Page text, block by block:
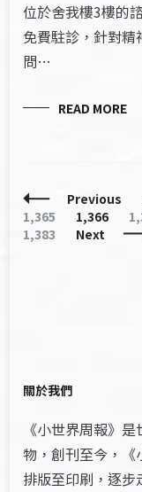
位於舍我樓3樓的
免費駐診，針對
問…
READ MORE
Posts
Navigation
Previous
1,365
Page
1,366
1,383
Next
關於我們
《小世界周報》
物，創刊至今，《
排版至印刷，逐